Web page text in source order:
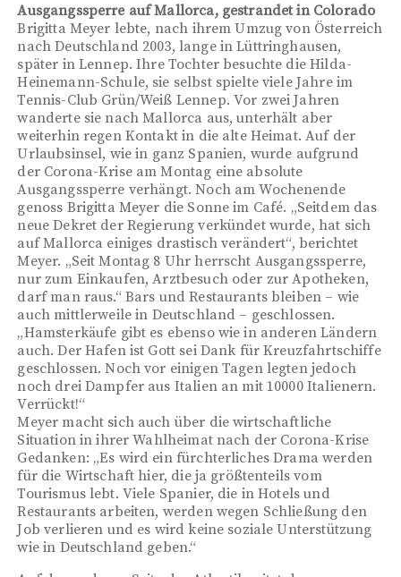
Ausgangssperre auf Mallorca, gestrandet in Colorado
Brigitta Meyer lebte, nach ihrem Umzug von Österreich
nach Deutschland 2003, lange in Lüttringhausen,
später in Lennep. Ihre Tochter besuchte die Hilda-
Heinemann-Schule, sie selbst spielte viele Jahre im
Tennis-Club Grün/Weiß Lennep. Vor zwei Jahren
wanderte sie nach Mallorca aus, unterhält aber
weiterhin regen Kontakt in die alte Heimat. Auf der
Urlaubsinsel, wie in ganz Spanien, wurde aufgrund
der Corona-Krise am Montag eine absolute
Ausgangssperre verhängt. Noch am Wochenende
genoss Brigitta Meyer die Sonne im Café. „Seitdem das
neue Dekret der Regierung verkündet wurde, hat sich
auf Mallorca einiges drastisch verändert“, berichtet
Meyer. „Seit Montag 8 Uhr herrscht Ausgangssperre,
nur zum Einkaufen, Arztbesuch oder zur Apotheken,
darf man raus.“ Bars und Restaurants bleiben – wie
auch mittlerweile in Deutschland – geschlossen.
„Hamsterkäufe gibt es ebenso wie in anderen Ländern
auch. Der Hafen ist Gott sei Dank für Kreuzfahrtschiffe
geschlossen. Noch vor einigen Tagen legten jedoch
noch drei Dampfer aus Italien an mit 10000 Italienern.
Verrückt!“
Meyer macht sich auch über die wirtschaftliche
Situation in ihrer Wahlheimat nach der Corona-Krise
Gedanken: „Es wird ein fürchterliches Drama werden
für die Wirtschaft hier, die ja größtenteils vom
Tourismus lebt. Viele Spanier, die in Hotels und
Restaurants arbeiten, werden wegen Schließung den
Job verlieren und es wird keine soziale Unterstützung
wie in Deutschland geben.“